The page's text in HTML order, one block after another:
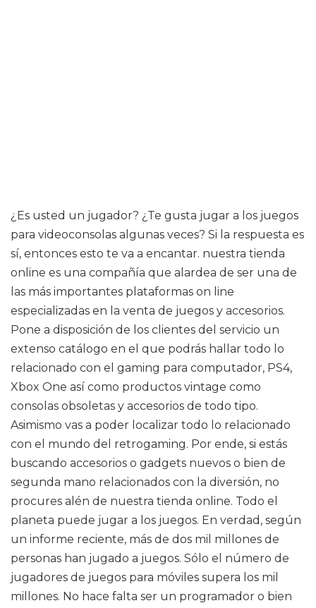
¿Es usted un jugador? ¿Te gusta jugar a los juegos
para videoconsolas algunas veces? Si la respuesta es
sí, entonces esto te va a encantar. nuestra tienda
online es una compañía que alardea de ser una de
las más importantes plataformas on line
especializadas en la venta de juegos y accesorios.
Pone a disposición de los clientes del servicio un
extenso catálogo en el que podrás hallar todo lo
relacionado con el gaming para computador, PS4,
Xbox One así como productos vintage como
consolas obsoletas y accesorios de todo tipo.
Asimismo vas a poder localizar todo lo relacionado
con el mundo del retrogaming. Por ende, si estás
buscando accesorios o gadgets nuevos o bien de
segunda mano relacionados con la diversión, no
procures alén de nuestra tienda online. Todo el
planeta puede jugar a los juegos. En verdad, según
un informe reciente, más de dos mil millones de
personas han jugado a juegos. Sólo el número de
jugadores de juegos para móviles supera los mil
millones. No hace falta ser un programador o bien